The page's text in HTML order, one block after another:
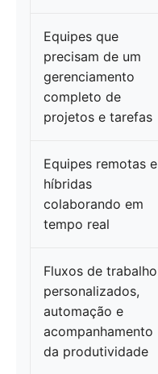
Equipes que
precisam de um
gerenciamento
completo de
projetos e tarefas
Equipes remotas e
híbridas
colaborando em
tempo real
Fluxos de trabalho
personalizados,
automação e
acompanhamento
da produtividade